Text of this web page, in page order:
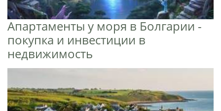
Апартаменты у моря в Болгарии -
покупка и инвестиции в
недвижимость